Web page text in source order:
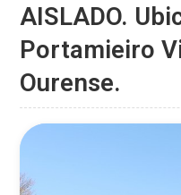
AISLADO.
Portamieiro
Ourense.